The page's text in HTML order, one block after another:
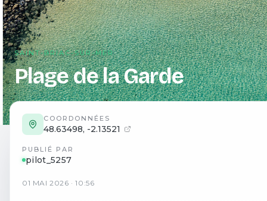
SAINT-BRIAC-SUR-MER
Plage de la Garde
COORDONNÉES
48.63498, -2.13521
PUBLIÉ PAR
pilot_5257
01 MAI 2026 ·10:56